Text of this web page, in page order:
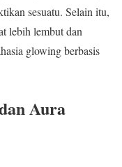
sesuatu. Selain itu,
lebih lembut dan
glowing berbasis
Aura